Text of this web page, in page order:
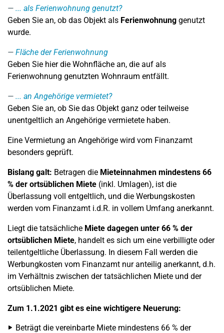
... als Ferienwohnung genutzt?
Geben Sie an, ob das Objekt als Ferienwohnung genutzt
wurde.
Fläche der Ferienwohnung
Geben Sie hier die Wohnfläche an, die auf als
Ferienwohnung genutzten Wohnraum entfällt.
... an Angehörige vermietet?
Geben Sie an, ob Sie das Objekt ganz oder teilweise
unentgeltlich an Angehörige vermietete haben.
Eine Vermietung an Angehörige wird vom Finanzamt
besonders geprüft.
Bislang galt: Betragen die Mieteinnahmen mindestens 66
% der ortsüblichen Miete (inkl. Umlagen), ist die
Überlassung voll entgeltlich, und die Werbungskosten
werden vom Finanzamt i.d.R. in vollem Umfang anerkannt.
Liegt die tatsächliche Miete dagegen unter 66 % der
ortsüblichen Miete, handelt es sich um eine verbilligte oder
teilentgeltliche Überlassung. In diesem Fall werden die
Werbungkosten vom Finanzamt nur anteilig anerkannt, d.h.
im Verhältnis zwischen der tatsächlichen Miete und der
ortsüblichen Miete.
Zum 1.1.2021 gibt es eine wichtigere Neuerung:
Beträgt die vereinbarte Miete mindestens 66 % der